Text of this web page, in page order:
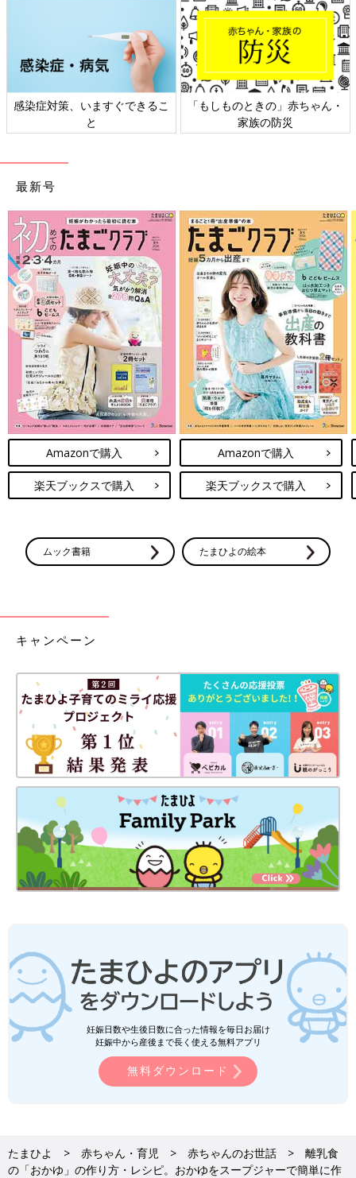
日本外来小児科学会リーフレッ
ト検討会
六星占術 細木かおりさんの人
相談
最新号
Amazonで購入
楽天ブックスで購入
Amazonで購入
楽天ブックスで購入
ムック書籍 たまひよの絵本
キャンペーン
妊娠日数や生後日数に合った情報を毎日お届け
妊娠中から産後まで長く使える無料アプリ
無料ダウンロード
たまひよ 赤ちゃん・育児 赤ちゃんのお世話
離乳食
の「おかゆ」の作り方・レシピ。おかゆをスープジャーで簡単に作